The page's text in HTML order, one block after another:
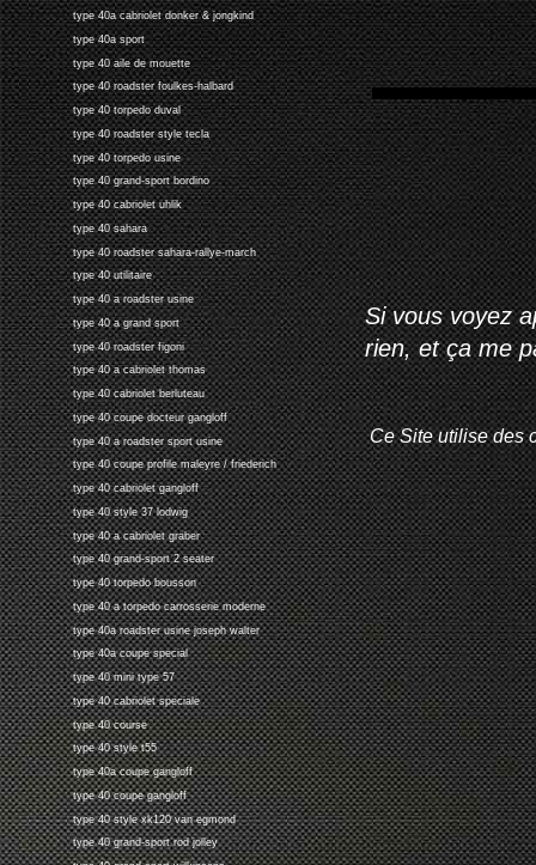
type 40a cabriolet donker & jongkind
type 40a sport
type 40 aile de mouette
type 40 roadster foulkes-halbard
type 40 torpedo duval
type 40 roadster style tecla
type 40 torpedo usine
type 40 grand-sport bordino
type 40 cabriolet uhlik
type 40 sahara
type 40 roadster sahara-rallye-march
type 40 utilitaire
type 40 a roadster usine
type 40 a grand sport
type 40 roadster figoni
type 40 a cabriolet thomas
type 40 cabriolet berluteau
type 40 coupe docteur gangloff
type 40 a roadster sport usine
type 40 coupe profile maleyre / friederich
type 40 cabriolet gangloff
type 40 style 37 lodwig
type 40 a cabriolet graber
type 40 grand-sport 2 seater
type 40 torpedo bousson
type 40 a torpedo carrosserie moderne
type 40a roadster usine joseph walter
type 40a coupe special
type 40 mini type 57
type 40 cabriolet speciale
type 40 course
type 40 style t55
type 40a coupe gangloff
type 40 coupe gangloff
type 40 style xk120 van egmond
type 40 grand-sport rod jolley
Si vous voyez
rien, et ça me
Ce Site utilise des